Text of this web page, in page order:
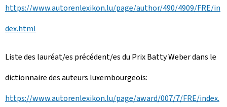
https://www.autorenlexikon.lu/page/author/490/4909/FRE/in
dex.html
Liste des lauréat/es précédent/es du Prix Batty Weber dans le
dictionnaire des auteurs luxembourgeois:
https://www.autorenlexikon.lu/page/award/007/7/FRE/index.